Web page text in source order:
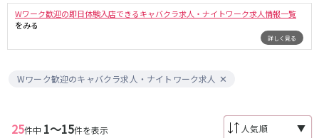
Wワーク歓迎の即日体験入店できるキャバクラ求人・ナイトワーク求人情報一覧
をみる
詳しく見る
Wワーク歓迎のキャバクラ求人・ナイトワーク求人
25件中 1〜15件を表示 ▼
安城
名古屋市南部
名古屋市中心部
久屋大通駅 今池駅
JR中央本線(名古屋～塩尻)
春日井駅